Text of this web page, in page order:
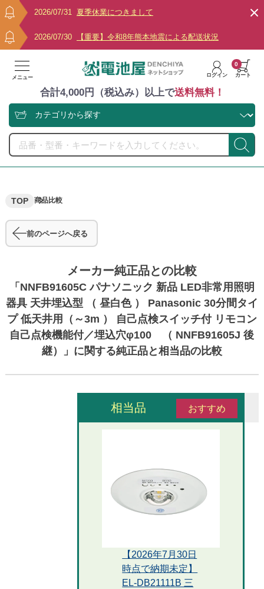
2026/07/31 夏季休業につきまして
2026/07/30 【重要】令和8年熊本地震による配送状況
メニュー ログイン カート
0
合計4,000円（税込み）以上で送料無料！
TOP 商品比較
前のページへ戻る
メーカー純正品との比較
「NNFB91605C パナソニック 新品 LED非常用照明
器具 天井埋込型 （ 昼白色 ） Panasonic 30分間タイ
プ 低天井用（～3m ） 自己点検スイッチ付 リモコン
自己点検機能付／埋込穴φ100 （ NNFB91605J 後
継）」に関する純正品と相当品の比較
相当品 おすすめ
【2026年7月30日
時点で納期未定】
EL-DB21111B 三